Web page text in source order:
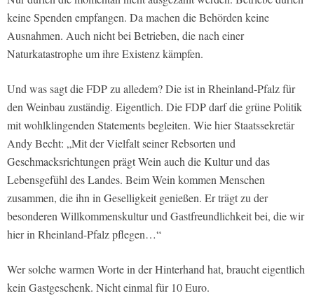
keine Spenden empfangen. Da machen die Behörden keine
Ausnahmen. Auch nicht bei Betrieben, die nach einer
Naturkatastrophe um ihre Existenz kämpfen.
Und was sagt die FDP zu alledem? Die ist in Rheinland-Pfalz für
den Weinbau zuständig. Eigentlich. Die FDP darf die grüne Politik
mit wohlklingenden Statements begleiten. Wie hier Staatssekretär
Andy Becht: „Mit der Vielfalt seiner Rebsorten und
Geschmacksrichtungen prägt Wein auch die Kultur und das
Lebensgefühl des Landes. Beim Wein kommen Menschen
zusammen, die ihn in Geselligkeit genießen. Er trägt zu der
besonderen Willkommenskultur und Gastfreundlichkeit bei, die wir
hier in Rheinland-Pfalz pflegen…“
Wer solche warmen Worte in der Hinterhand hat, braucht eigentlich
kein Gastgeschenk. Nicht einmal für 10 Euro.